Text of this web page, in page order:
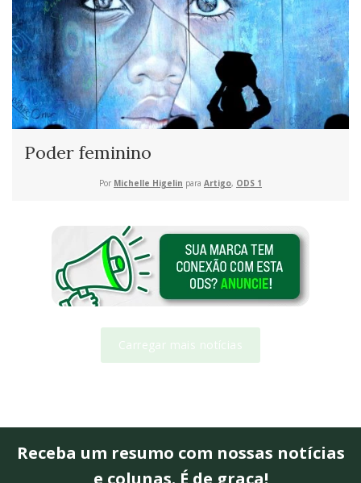
Poder feminino
Por Michelle Higelin para Artigo, ODS 1
Carregar mais notícias
Receba um resumo com nossas notícias